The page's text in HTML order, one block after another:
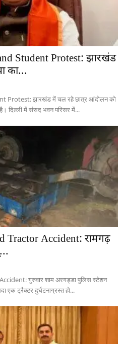
Student Protest: झारखंड
का...
Protest: झारखंड में चल रहे छात्र आंदोलन को
दिल्ली में संसद भवन परिसर में...
Tractor Accident: रामगढ़
गुरुवार शाम अरगड्डा पुलिस स्टेशन
एक ट्रैक्टर दुर्घटनाग्रस्त हो...